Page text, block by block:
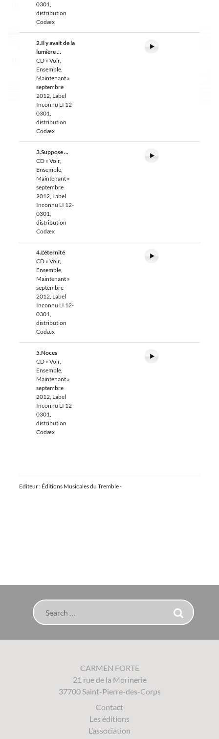
0301,
distribution
Codæx
2.Il y avait de la
lumière ...
CD « Voir,
Ensemble,
Maintenant »
septembre
2012, Label
Inconnu LI 12-
0301,
distribution
Codæx
3.Suppose ...
CD « Voir,
Ensemble,
Maintenant »
septembre
2012, Label
Inconnu LI 12-
0301,
distribution
Codæx
4.L'éternité
CD « Voir,
Ensemble,
Maintenant »
septembre
2012, Label
Inconnu LI 12-
0301,
distribution
Codæx
5.Noces
CD « Voir,
Ensemble,
Maintenant »
septembre
2012, Label
Inconnu LI 12-
0301,
distribution
Codæx
Editeur : Éditions Musicales du Tremble -
Search
CARMEN FORTE
21 rue de la Morinerie
37700 Saint-Pierre-des-Corps
Contact
Les éditions
L’association